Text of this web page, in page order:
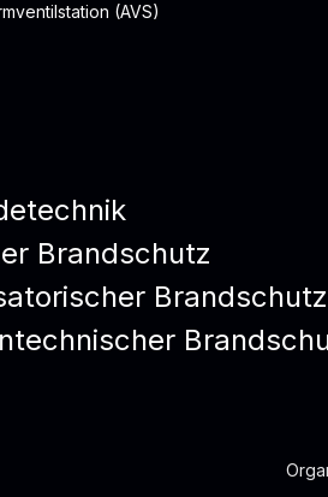
(AVS)
Brandschutz
Brandschutz